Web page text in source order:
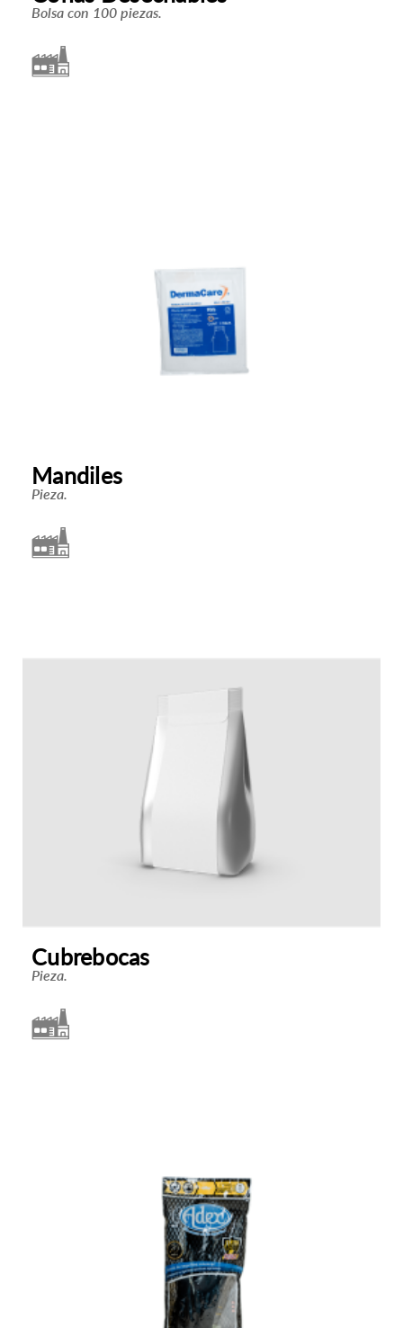
Bolsa con 100 piezas.
Mandiles
Pieza.
Cubrebocas
Pieza.